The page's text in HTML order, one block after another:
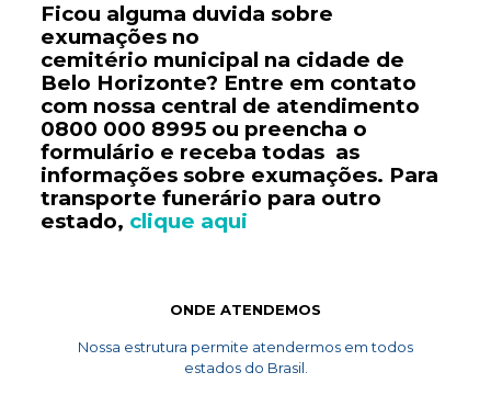
Ficou alguma duvida sobre
exumações no
cemitério municipal na cidade de
Belo Horizonte? Entre em contato
com nossa central de atendimento
0800 000 8995ou preencha o
formulário e receba todas as
informações sobre exumações. Para
transporte funerário para outro
estado, clique aqui
ONDE ATENDEMOS
Nossa estrutura permite atendermos em todos
estados do Brasil.